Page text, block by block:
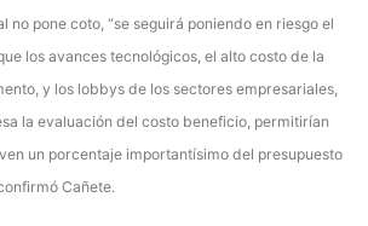
no pone coto, “se seguirá poniendo en riesgo el
los avances tecnológicos, el alto costo de la
y los lobbys de los sectores empresariales,
la evaluación del costo beneficio, permitirían
un porcentaje importantísimo del presupuesto
Cañete.